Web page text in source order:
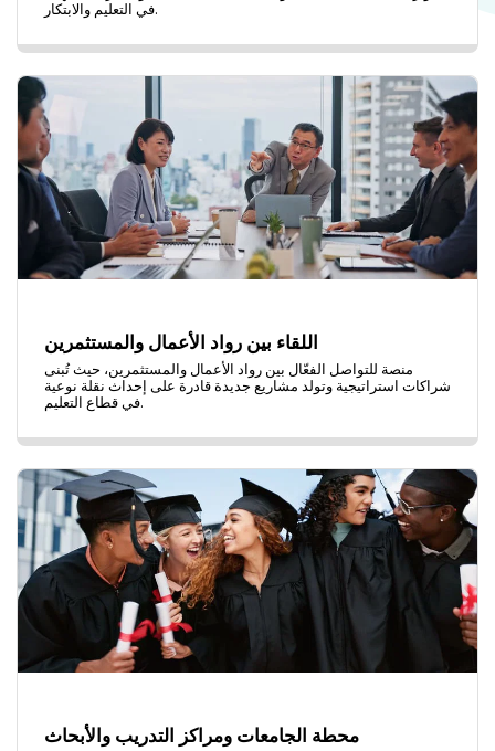
في التعليم والابتكار.
اللقاء بين رواد الأعمال والمستثمرين
منصة للتواصل الفعّال بين رواد الأعمال والمستثمرين، حيث تُبنى
شراكات استراتيجية وتولد مشاريع جديدة قادرة على إحداث نقلة نوعية
في قطاع التعليم.
محطة الجامعات ومراكز التدريب والأبحاث